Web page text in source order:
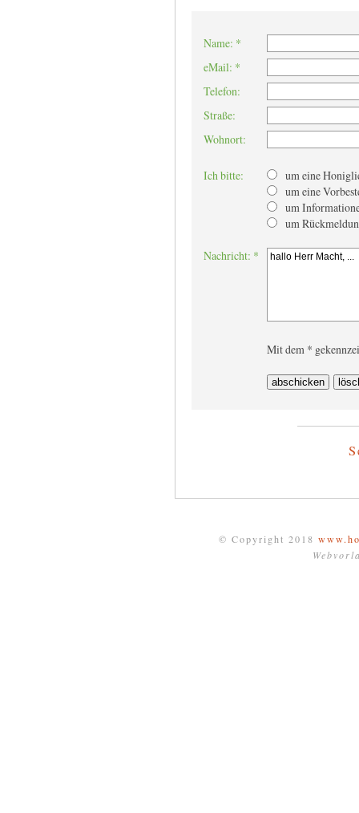
Name: *
eMail: *
Telefon:
Straße:
Wohnort:
Ich bitte:
um eine
um eine
um
um
Nachricht: *
Mit dem *
© Copyright 2018